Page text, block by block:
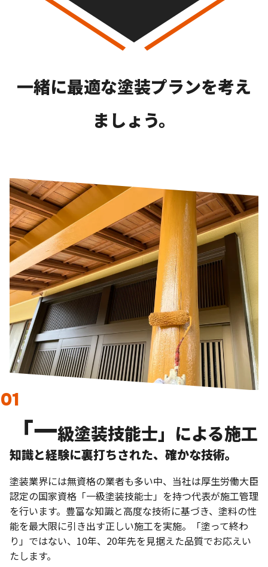
一緒に最適な塗装プランを考え
ましょう。
「一級塗装技能士」による施工
知識と経験に裏打ちされた、確かな技術。
塗装業界には無資格の業者も多い中、当社は厚生労働大臣
認定の国家資格「一級塗装技能士」を持つ代表が施工管理
を行います。豊富な知識と高度な技術に基づき、塗料の性
能を最大限に引き出す正しい施工を実施。「塗って終わ
り」ではない、10年、20年先を見据えた品質でお応えい
たします。